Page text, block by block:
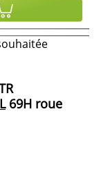
69H roue